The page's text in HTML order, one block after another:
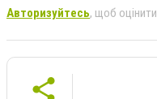
Авторизуйтесь, щоб оцінити